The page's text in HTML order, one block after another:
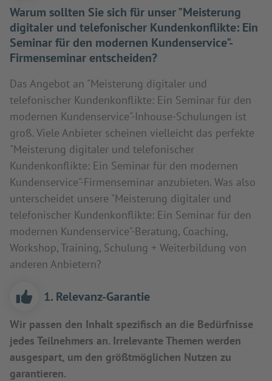
Warum sollten Sie sich für unser "Meisterung
digitaler und telefonischer Kundenkonflikte: Ein
Seminar für den modernen Kundenservice"-
Firmenseminar entscheiden?
Das Angebot an "Meisterung digitaler und
telefonischer Kundenkonflikte: Ein Seminar für den
modernen Kundenservice"-Inhouse-Schulungen ist
groß. Viele Anbieter scheinen vielleicht das perfekte
"Meisterung digitaler und telefonischer
Kundenkonflikte: Ein Seminar für den modernen
Kundenservice"-Firmenseminar anzubieten. Was also
unterscheidet unsere "Meisterung digitaler und
telefonischer Kundenkonflikte: Ein Seminar für den
modernen Kundenservice"-Beratung, Coaching,
Workshop, Training, Schulung + Weiterbildung von
anderen Anbietern?
1. Relevanz-Garantie
Wir passen den Inhalt spezifisch an die Bedürfnisse
jedes Teilnehmers an. Irrelevante Themen werden
ausgespart, um den größtmöglichen Nutzen zu
garantieren.